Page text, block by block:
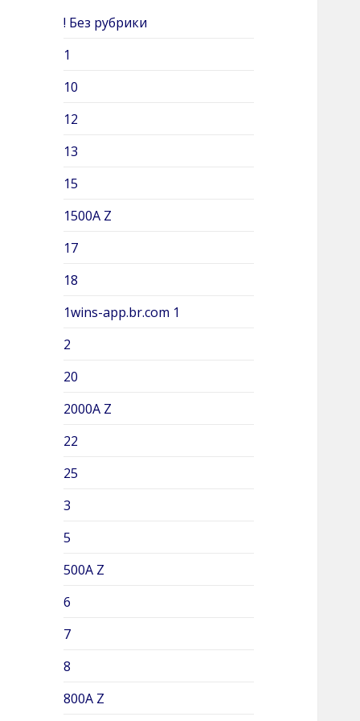
h
r
! Без рубрики
1
10
12
13
15
1500A Z
17
18
1wins-app.br.com 1
2
20
2000A Z
22
25
3
5
500A Z
6
7
8
800A Z